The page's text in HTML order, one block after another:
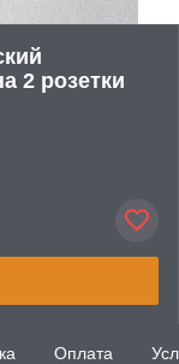
2 розетки
Оплата